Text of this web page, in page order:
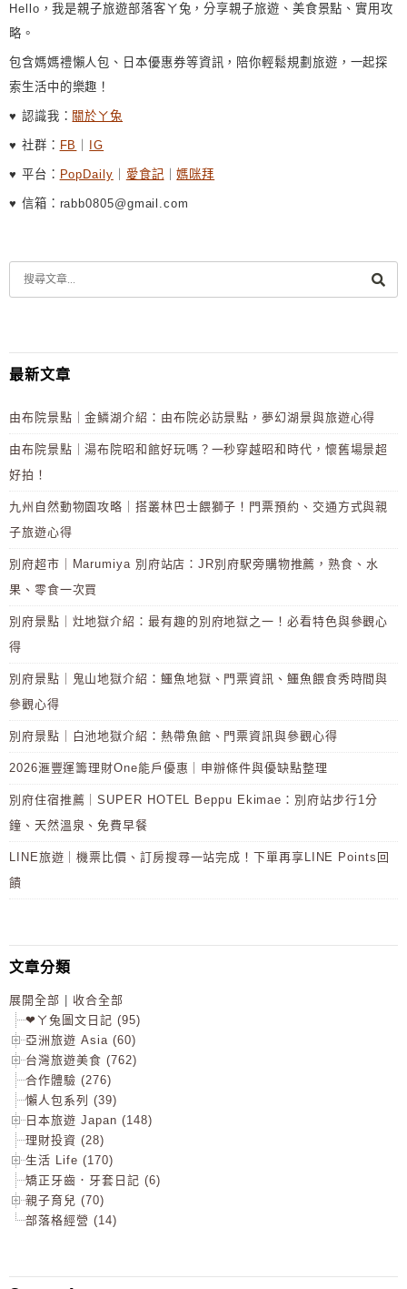
Hello，我是親子旅遊部落客ㄚ兔，分享親子旅遊、美食景點、實用攻
略。
包含媽媽禮懶人包、日本優惠券等資訊，陪你輕鬆規劃旅遊，一起探
索生活中的樂趣！
♥ 認識我： 關於ㄚ兔
♥ 社群： FB IG
♥ 平台： PopDaily 愛食記 ｜媽咪拜
♥ 信箱：rabb0805@gmail.com
最新文章
由布院景點｜金鱗湖介紹：由布院必訪景點，夢幻湖景與旅遊心得
由布院景點｜湯布院昭和館好玩嗎？一秒穿越昭和時代，懷舊場景超
好拍！
九州自然動物園攻略｜搭叢林巴士餵獅子！門票預約、交通方式與親
子旅遊心得
別府超市｜Marumiya 別府站店：JR別府駅旁購物推薦，熟食、水
果、零食一次買
別府景點｜灶地獄介紹：最有趣的別府地獄之一！必看特色與參觀心
得
別府景點｜鬼山地獄介紹：鱷魚地獄、門票資訊、鱷魚餵食秀時間與
參觀心得
別府景點｜白池地獄介紹：熱帶魚館、門票資訊與參觀心得
2026滙豐運籌理財One能戶優惠｜申辦條件與優缺點整理
別府住宿推薦｜SUPER HOTEL Beppu Ekimae：別府站步行1分
鐘、天然溫泉、免費早餐
LINE旅遊｜機票比價、訂房搜尋一站完成！下單再享LINE Points回
饋
文章分類
展開全部
收合全部
❤ㄚ兔圖文日記 (95)
亞洲旅遊 Asia (60)
台灣旅遊美食 (762)
合作體驗 (276)
懶人包系列 (39)
日本旅遊 Japan (148)
理財投資 (28)
生活 Life (170)
矯正牙齒．牙套日記 (6)
親子育兒 (70)
部落格經營 (14)